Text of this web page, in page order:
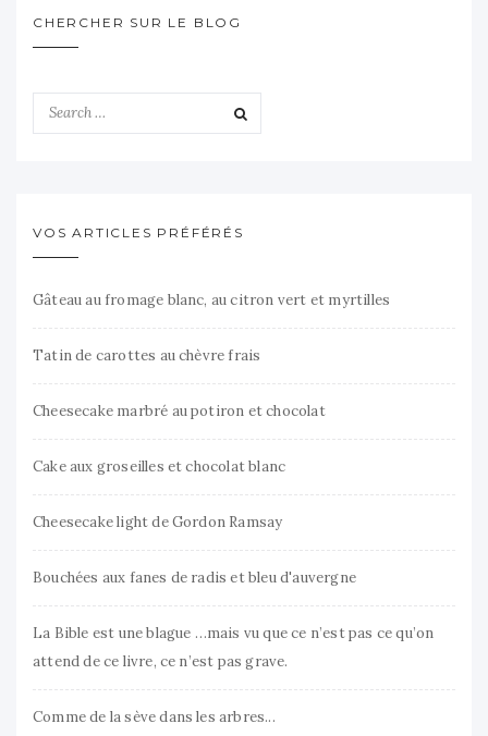
CHERCHER SUR LE BLOG
VOS ARTICLES PRÉFÉRÉS
Gâteau au fromage blanc, au citron vert et myrtilles
Tatin de carottes au chèvre frais
Cheesecake marbré au potiron et chocolat
Cake aux groseilles et chocolat blanc
Cheesecake light de Gordon Ramsay
Bouchées aux fanes de radis et bleu d'auvergne
La Bible est une blague …mais vu que ce n’est pas ce qu’on
attend de ce livre, ce n’est pas grave.
Comme de la sève dans les arbres...